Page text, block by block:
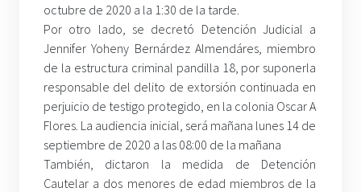
octubre de 2020 a la 1:30 de la tarde.
Por otro lado, se decretó Detención Judicial a
Jennifer Yoheny Bernárdez Almendáres, miembro
de la estructura criminal pandilla 18, por suponerla
responsable del delito de extorsión continuada en
perjuicio de testigo protegido, en la colonia Oscar A
Flores. La audiencia inicial, será mañana lunes 14 de
septiembre de 2020 a las 08:00 de la mañana
También, dictaron la medida de Detención
Cautelar a dos menores de edad miembros de la